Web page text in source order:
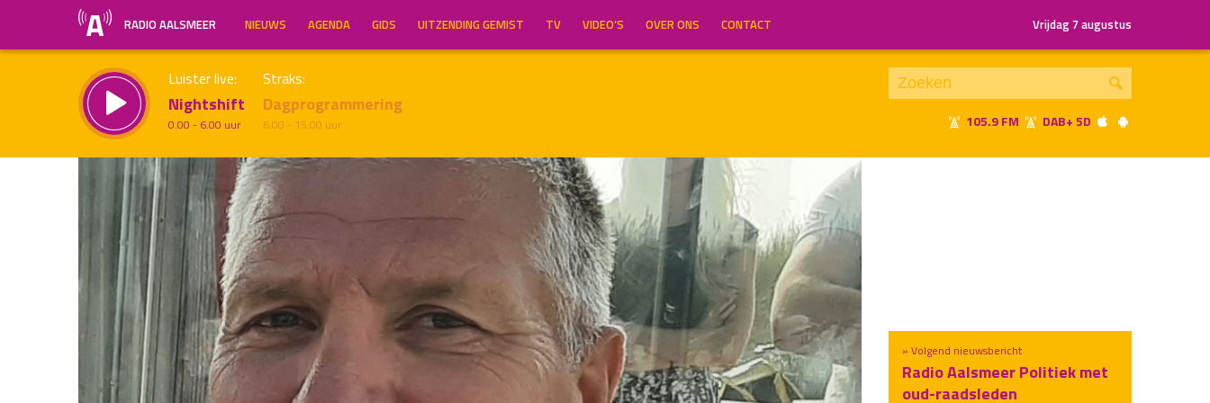
RADIO AALSMEER NIEUWS AGENDA GIDS UITZENDING GEMIST TV VIDEO’S OVER ONS CONTACT Vrijdag 7 augustus
Luister live:
Nightshift
0.00 - 6.00 uur
Straks:
Dagprogrammering
6.00 - 15.00 uur 105.9 FM DAB+ 5D
Inklappen
» Volgend nieuwsbericht
Radio Aalsmeer Politiek met
oud-raadsleden